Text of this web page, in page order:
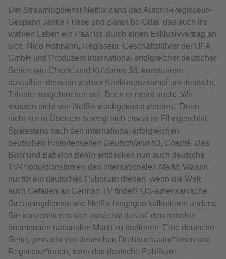
Der Streamingdienst Netflix band das Autorin-Regisseur-
Gespann Jantje Friese und Baran bo Odar, das auch im
wahren Leben ein Paar ist, durch einen Exklusivvertrag an
sich. Nico Hofmann, Regisseur, Geschäftsführer der UFA
GmbH und Produzent international erfolgreicher deutscher
Serien wie Charité und Ku’damm 56, konstatierte
daraufhin, dass ein wahrer Konkurrenzkampf um deutsche
Talente ausgebrochen sei. Doch er meint auch: „Wir
müssen nicht von Netflix wachgeküsst werden.“ Denn
nicht nur in Übersee bewegt sich etwas im Filmgeschäft.
Spätestens nach den international erfolgreichen
deutschen Historienserien Deutschland 83, Charité, Das
Bootund Babylon Berlin entdecken nun auch deutsche
TV-Produktionsfirmen den internationalen Markt. Warum
nur für ein deutsches Publikum drehen, wenn die Welt
auch Gefallen an German TV findet? US-amerikanische
Streamingdienste wie Netflix hingegen kalkulieren anders:
Sie konzentrieren sich zunächst darauf, den ohnehin
boomenden nationalen Markt zu bedienen. Eine deutsche
Serie, gemacht von deutschen Drehbuchautor*innen und
Regisseur*innen, kann das deutsche Publikum